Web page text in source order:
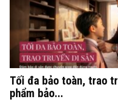
Tối đa bảo toàn, trao
phẩm bảo...